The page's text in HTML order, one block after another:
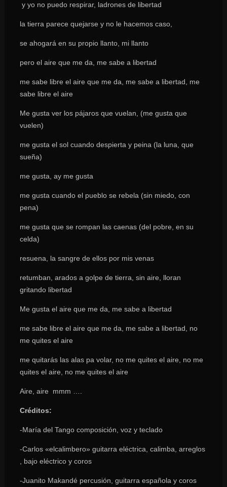
y yo no puedo respirar, ladrones de libertad
la tierra parece quejarse y no le hacemos caso,
se ahogará en su propio llanto, mi llanto
pero el aire que me da, me sabe a libertad
me sabe libre el aire que me da, me sabe a libertad, me
sabe libre el aire
Me gusta ver los pájaros que vuelan, (me gusta que
vuelen)
me gusta el sol cuando despierta y peina (la luna, que
sueña)
me gusta, ay me gusta
me gusta cuando el pueblo se rebela (sin miedo, con
pena)
me gusta que se rompan las caenas (del pobre, en su
celda)
resuena, la sangre de ellos por mis venas
retumban, arados a golpe de tierra, sin aire, lloran
gritando libertad
Me gusta el aire que me da, me sabe a libertad
me sabe libre el aire que me da, me sabe a libertad, no
me quites el aire
me quitarás las alas pa volar, no me quites el aire, no me
quites el aire, no me quites el aire
Aire, aire mmm ….
Créditos:
-María del Tango composición, voz y teclado
-Carlos «elcalimbero» guitarra eléctrica, calimba, arreglos
, bajo eléctrico y coros
-Juanito Makandé percusión, guitarra española y coros